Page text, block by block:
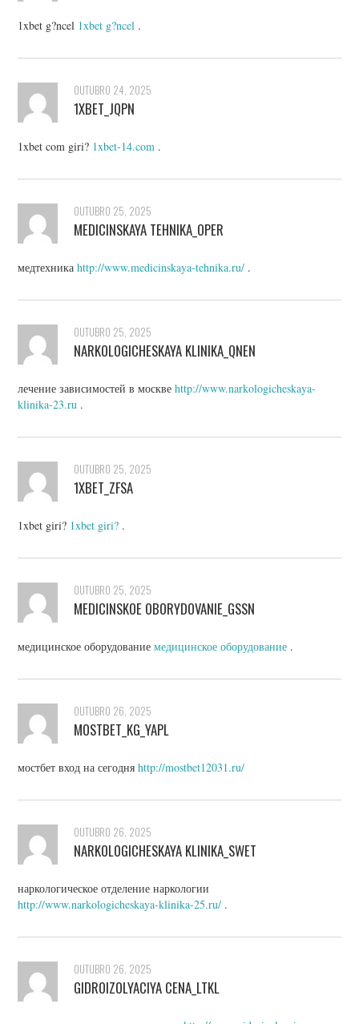
1xbet g?ncel 1xbet g?ncel .
OUTUBRO 24, 2025
1XBET_JQPN
1xbet com giri? 1xbet-14.com .
OUTUBRO 25, 2025
MEDICINSKAYA TEHNIKA_OPER
медтехникаhttp://www.medicinskaya-tehnika.ru/ .
OUTUBRO 25, 2025
NARKOLOGICHESKAYA KLINIKA_QNEN
лечение зависимостей в москвеhttp://www.narkologicheskaya-
klinika-23.ru .
OUTUBRO 25, 2025
1XBET_ZFSA
1xbet giri? 1xbet giri? .
OUTUBRO 25, 2025
MEDICINSKOE OBORYDOVANIE_GSSN
медицинское оборудованиемедицинское оборудование .
OUTUBRO 26, 2025
MOSTBET_KG_YAPL
мостбет вход на сегодняhttp://mostbet12031.ru/
OUTUBRO 26, 2025
NARKOLOGICHESKAYA KLINIKA_SWET
наркологическое отделение наркологии
http://www.narkologicheskaya-klinika-25.ru/ .
OUTUBRO 26, 2025
GIDROIZOLYACIYA CENA_LTKL